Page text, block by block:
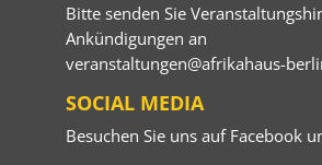
Bitte senden Sie
Ankündigungen an
veranstaltungen@afrikahaus-
SOCIAL MEDIA
Besuchen Sie uns auf Facebook